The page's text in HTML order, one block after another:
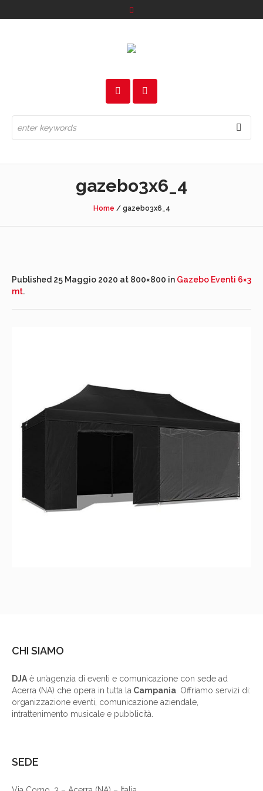
gazebo3x6_4
Home / gazebo3x6_4
Published 25 Maggio 2020 at 800×800 in Gazebo Eventi 6×3
mt.
CHI SIAMO
DJA è un’agenzia di eventi e comunicazione con sede ad
Acerra (NA) che opera in tutta la Campania . Offriamo servizi di:
organizzazione eventi, comunicazione aziendale,
intrattenimento musicale e pubblicità.
SEDE